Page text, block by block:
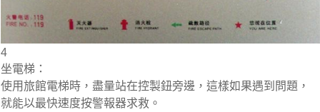
4
坐電梯：
使用旅館電梯時，盡量站在控製鈕旁邊，這樣如果遇到問題，
就能以最快速度按警報器求救。